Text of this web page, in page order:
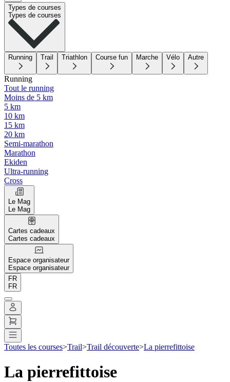
Types de courses
Types de courses
Running Trail Triathlon Course fun Marche Vélo Autre
Running
Tout le running
Moins de 5 km
5 km
10 km
15 km
20 km
Semi-marathon
Marathon
Ekiden
Ultra-running
Cross
Le Mag
Le Mag
Cartes cadeaux
Cartes cadeaux
Espace organisateur
Espace organisateur
FR
FR
Toutes les courses>Trail>Trail découverte>La pierrefittoise
La pierrefittoise